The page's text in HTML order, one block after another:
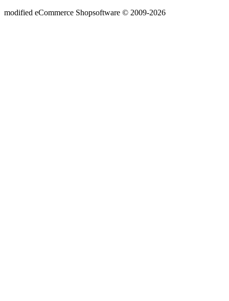
modified eCommerce Shopsoftware © 2009-2026